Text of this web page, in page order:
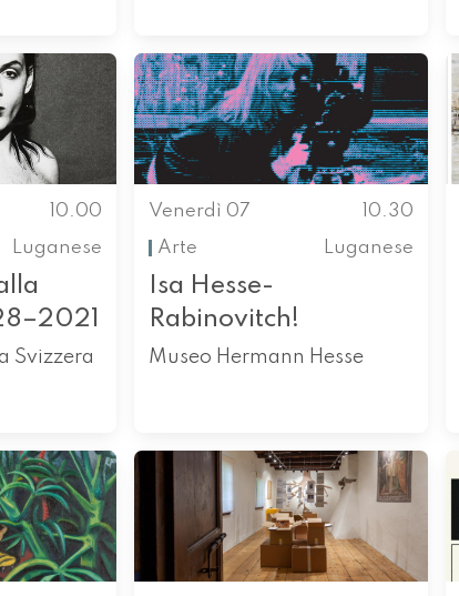
10.00
Luganese
Svizzera
Venerdì 07
10.30
Arte
Luganese
Isa Hesse-
Rabinovitch!
Museo Hermann Hesse